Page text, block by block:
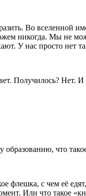
Во вселенной
никогда. Мы не
У нас просто нет
Получилось? Нет. И
что
с чем её
Или что такое